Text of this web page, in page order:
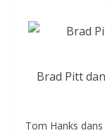
Brad Pitt
Tom Hanks dans